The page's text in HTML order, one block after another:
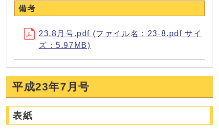
備考
23.8月号.pdf (ファイル名：23-8.pdf サイ
ズ：5.97MB)
平成23年7月号
表紙